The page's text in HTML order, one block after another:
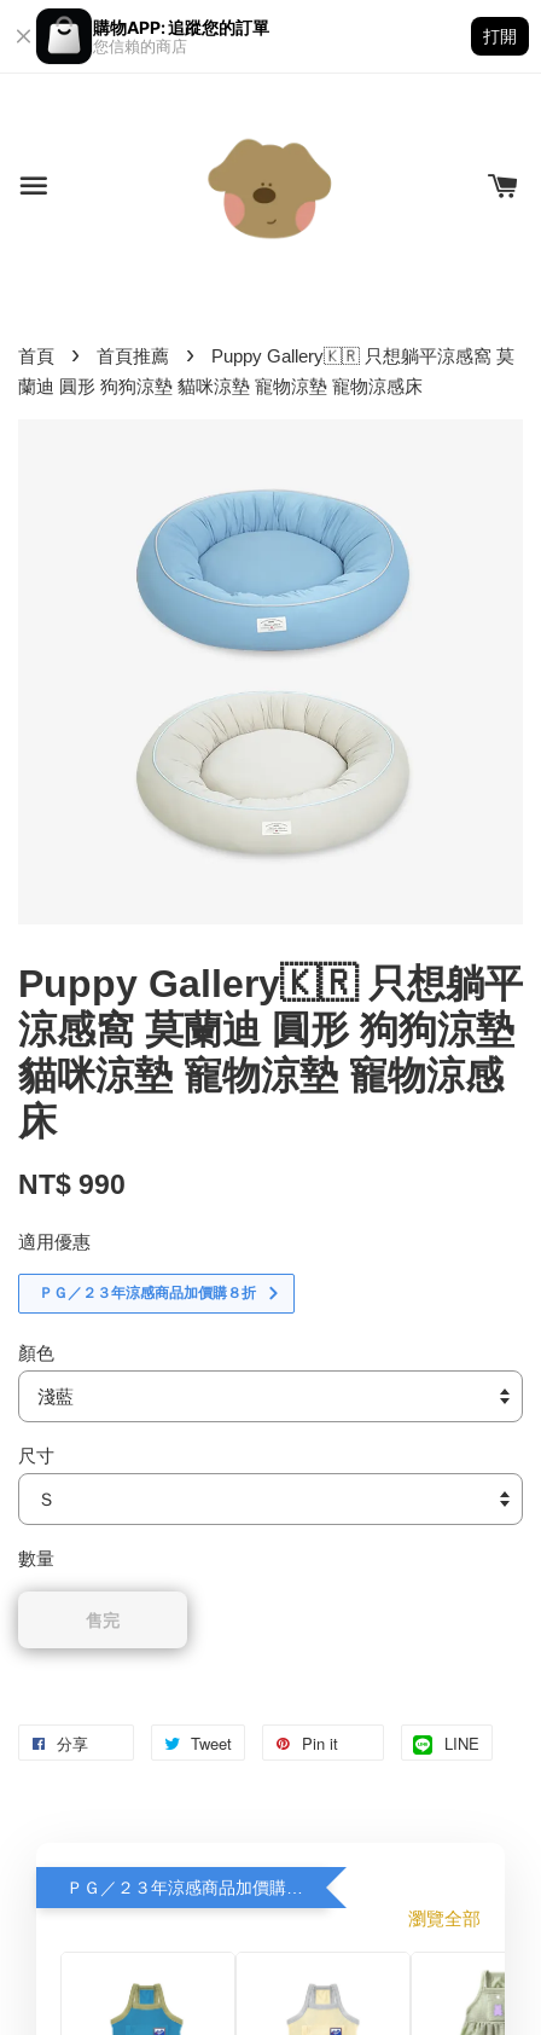
購物APP: 追蹤您的訂單
您信賴的商店
打開
首頁 › 首頁推薦 ›
Puppy Gallery🇰🇷 只想躺平涼感窩 莫
蘭迪 圓形 狗狗涼墊 貓咪涼墊 寵物涼墊 寵物涼感床
Puppy Gallery🇰🇷 只想躺平
涼感窩 莫蘭迪 圓形 狗狗涼墊
貓咪涼墊 寵物涼墊 寵物涼感
床
NT$ 990
適用優惠
ＰＧ／２３年涼感商品加價購８折
顏色
尺寸
數量
售完
分享 Tweet Pin it LINE
瀏覽全部